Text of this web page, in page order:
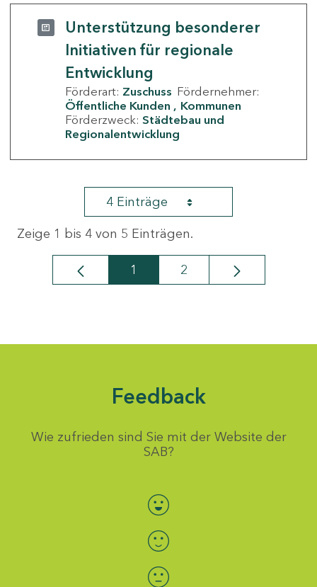
Unterstützung besonderer
Initiativen für regionale
Entwicklung
Förderart: Zuschuss Fördernehmer:
Öffentliche Kunden
Kommunen
Förderzweck: Städtebau und
Regionalentwicklung
4 Einträge
Zeige 1 bis 4 von 5 Einträgen.
Seite
1 Seite
2
Feedback
Wie zufrieden sind Sie mit der Website der
SAB?
Bewertung auswählen